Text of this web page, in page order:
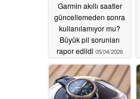
Garmin akıllı saatler
güncellemeden sonra
kullanılamıyor mu?
Büyük pil sorunları
rapor edildi 05/04/2026